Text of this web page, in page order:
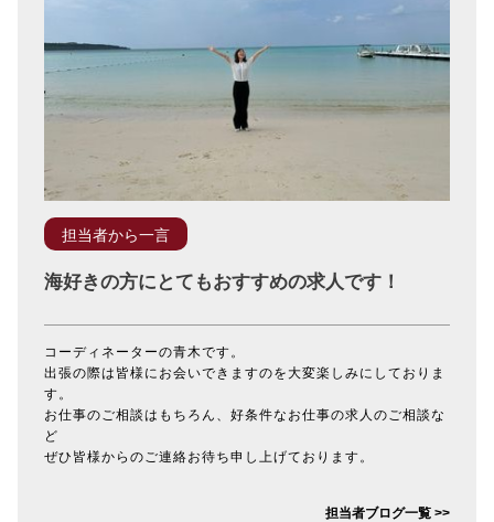
担当者から一言
海好きの方にとてもおすすめの求人です！
コーディネーターの青木です。
出張の際は皆様にお会いできますのを大変楽しみにしておりま
す。
お仕事のご相談はもちろん、好条件なお仕事の求人のご相談な
ど
ぜひ皆様からのご連絡お待ち申し上げております。
担当者ブログ一覧 >>